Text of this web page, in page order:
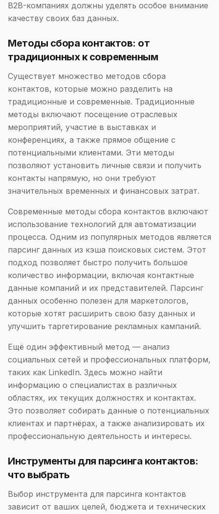
B2B-компаниях должны уделять особое внимание
качеству своих баз данных.
Методы сбора контактов: от
традиционных к современным
Существует множество методов сбора
контактов, которые можно разделить на
традиционные и современные. Традиционные
методы включают посещение отраслевых
мероприятий, участие в выставках и
конференциях, а также прямое общение с
потенциальными клиентами. Эти методы
позволяют установить личные связи и получить
контакты напрямую, но они требуют
значительных временных и финансовых затрат.
Современные методы сбора контактов включают
использование технологий для автоматизации
процесса. Одним из популярных методов является
парсинг данных из кэша поисковых систем. Этот
подход позволяет быстро получить большое
количество информации, включая контактные
данные компаний и их представителей. Парсинг
данных особенно полезен для маркетологов,
которые хотят расширить свою базу данных и
улучшить таргетирование рекламных кампаний.
Ещё один эффективный метод — анализ
социальных сетей и профессиональных платформ,
таких как LinkedIn. Здесь можно найти
информацию о специалистах в различных
областях, их текущих должностях и контактах.
Это позволяет собирать данные о потенциальных
клиентах и партнёрах, а также анализировать их
профессиональную деятельность и интересы.
Инструменты для парсинга контактов:
что выбрать
Выбор инструмента для парсинга контактов
зависит от ваших целей, бюджета и технических